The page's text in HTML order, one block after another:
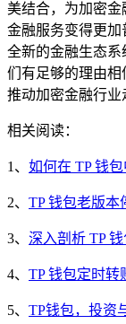
美结合，为加密
金融服务变得更
全新的金融生态
们有足够的理由相
推动加密金融行业
相关阅读：
1、 如何在 TP 钱
2、 TP 钱包老版
3、 深入剖析 TP
4、 TP 钱包定时转
5、 TP钱包，投资